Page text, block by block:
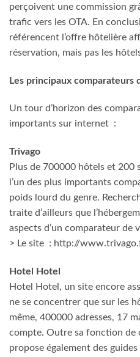
perçoivent une commission
trafic vers les OTA. En
référencent l’offre hôtelière
réservation, mais pas les
Les principaux comparateurs
Un tour d’horizon des
importants sur internet :
Trivago
Plus de 700000 hôtels et 200
l’un des plus importants
poids lourd du genre.
traite d’ailleurs que
aspects d’un comparateur de
> Le site : http://
Hotel Hotel
Hotel Hotel, un site encore
ne se concentrer que sur les
même, 400000 adresses, 17
compte. Outre sa fonction de
propose également des